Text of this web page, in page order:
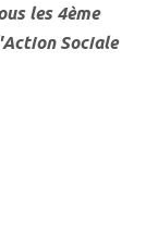
les 4ème
Sociale